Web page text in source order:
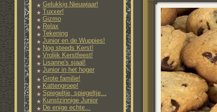
Gelukkig Nieuwjaar!
Tuxxer!
Gizmo
Relax
Tekening
Junior en de Wuppies!
Nog steeds Kerst!
Vrolijk Kerstfeest!
Lisanne's sjaal!
Junior in het hoger
onderwijs!
Grote familie!
Kattengroep!
Spiegeltje, spiegeltje...
Kunstzinnige Junior
De enige echte...